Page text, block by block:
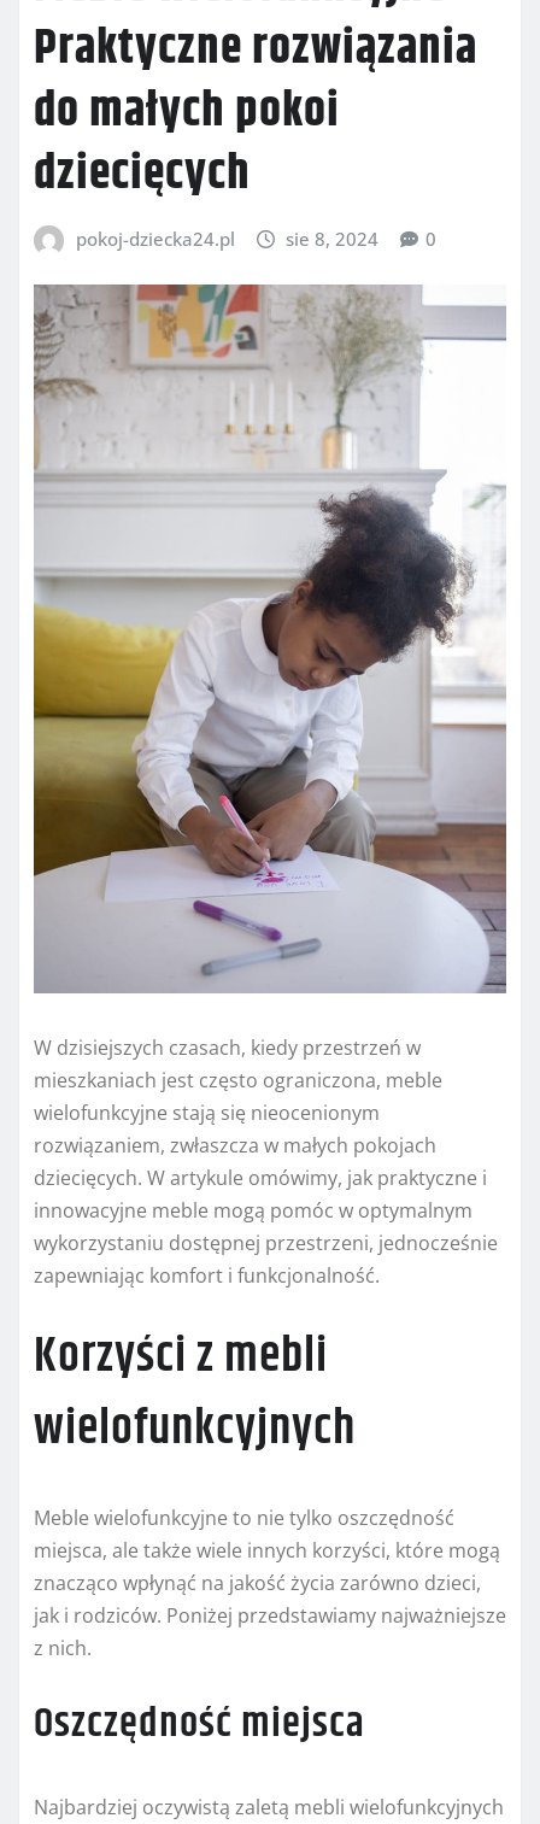
Praktyczne rozwiązania
do małych pokoi
dziecięcych
pokoj-dziecka24.pl sie 8, 2024 0
W dzisiejszych czasach, kiedy przestrzeń w
mieszkaniach jest często ograniczona, meble
wielofunkcyjne stają się nieocenionym
rozwiązaniem, zwłaszcza w małych pokojach
dziecięcych. W artykule omówimy, jak praktyczne i
innowacyjne meble mogą pomóc w optymalnym
wykorzystaniu dostępnej przestrzeni, jednocześnie
zapewniając komfort i funkcjonalność.
Korzyści z mebli
wielofunkcyjnych
Meble wielofunkcyjne to nie tylko oszczędność
miejsca, ale także wiele innych korzyści, które mogą
znacząco wpłynąć na jakość życia zarówno dzieci,
jak i rodziców. Poniżej przedstawiamy najważniejsze
z nich.
Oszczędność miejsca
Najbardziej oczywistą zaletą mebli wielofunkcyjnych